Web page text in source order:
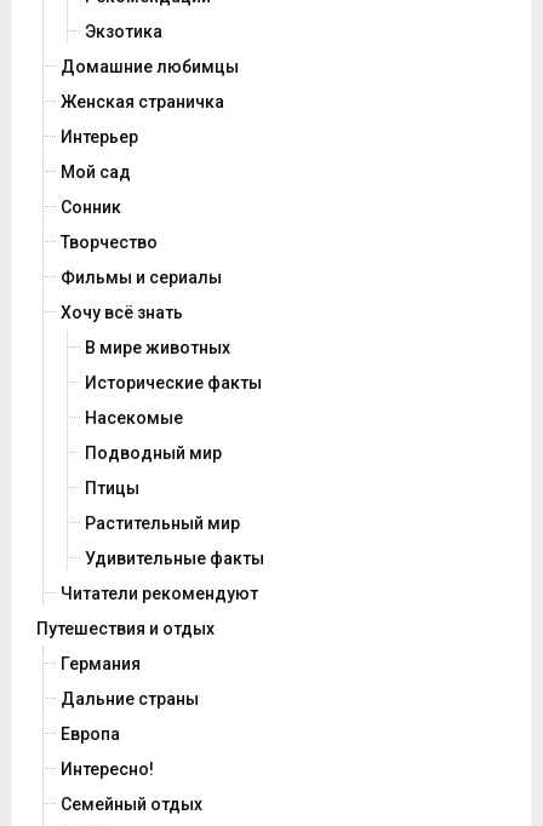
Экзотика
Домашние любимцы
Женская страничка
Интерьер
Мой сад
Сонник
Творчество
Фильмы и сериалы
Хочу всё знать
В мире животных
Исторические факты
Насекомые
Подводный мир
Птицы
Растительный мир
Удивительные факты
Читатели рекомендуют
Путешествия и отдых
Германия
Дальние страны
Европа
Интересно!
Семейный отдых